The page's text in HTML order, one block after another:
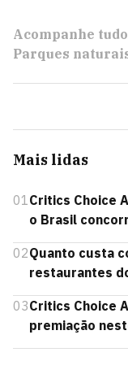
Acompanhe
Parques
Mais lidas
01Critics Choice
o Brasil
02Quanto custa
restaurantes
03Critics Choice
premiação